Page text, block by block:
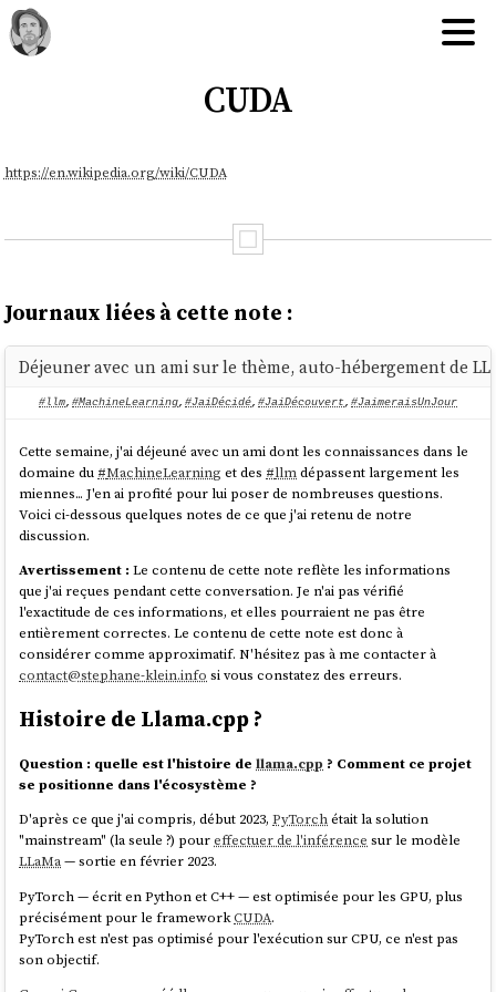
CUDA
https://en.wikipedia.org/wiki/CUDA
Journaux liées à cette note :
Déjeuner avec un ami sur le thème, auto-hébergement de
#llm, #MachineLearning, #JaiDécidé, #JaiDécouvert, #JaimeraisUnJour
Cette semaine, j'ai déjeuné avec un ami dont les connaissances dans le
domaine du #MachineLearning et des #llmdépassent largement les
miennes... J'en ai profité pour lui poser de nombreuses questions.
Voici ci-dessous quelques notes de ce que j'ai retenu de notre
discussion.
Avertissement : Le contenu de cette note reflète les informations
que j'ai reçues pendant cette conversation. Je n'ai pas vérifié
l'exactitude de ces informations, et elles pourraient ne pas être
entièrement correctes. Le contenu de cette note est donc à
considérer comme approximatif. N'hésitez pas à me contacter à
contact@stephane-klein.info si vous constatez des erreurs.
Histoire de Llama.cpp ?
Question : quelle est l'histoire dellama.cpp ? Comment ce projet
se positionne dans l'écosystème ?
D'après ce que j'ai compris, début 2023,PyTorchétait la solution
"mainstream" (la seule ?) poureffectuer de l'inférence sur le modèle
LLaMa— sortie en février 2023.
PyTorch — écrit en Python et C++ — est optimisée pour les GPU, plus
précisément pour le frameworkCUDA.
PyTorch est n'est pas optimisé pour l'exécution sur CPU, ce n'est pas
son objectif.